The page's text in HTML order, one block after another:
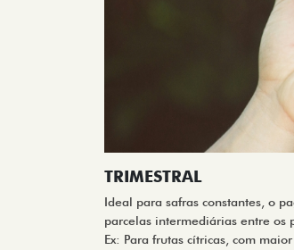
TRIMESTRAL
Ideal para safras constantes, o
parcelas intermediárias entre os
Ex: Para frutas cítricas, com